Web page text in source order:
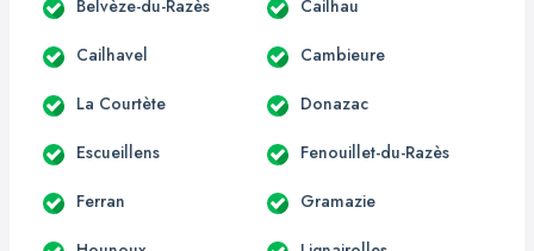
Belvèze-du-Razès Cailhau
Cailhavel Cambieure
La Courtète Donazac
Escueillens Fenouillet-du-Razès
Ferran Gramazie